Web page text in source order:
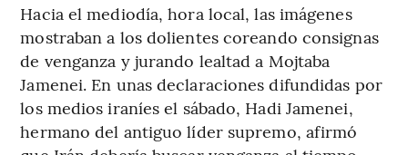
Hacia el mediodía, hora local, las imágenes
mostraban a los dolientes coreando consignas
de venganza y jurando lealtad a Mojtaba
Jamenei. En unas declaraciones difundidas por
los medios iraníes el sábado, Hadi Jamenei,
hermano del antiguo líder supremo, afirmó